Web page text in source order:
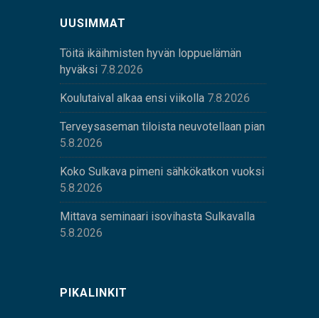
UUSIMMAT
Töitä ikäihmisten hyvän loppuelämän
hyväksi 7.8.2026
Koulutaival alkaa ensi viikolla 7.8.2026
Terveysaseman tiloista neuvotellaan pian
5.8.2026
Koko Sulkava pimeni sähkökatkon vuoksi
5.8.2026
Mittava seminaari isovihasta Sulkavalla
5.8.2026
PIKALINKIT